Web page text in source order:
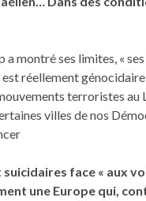
a montré ses limites, «
réellement
terroristes
villes de nos
suicidaires face « aux
une Europe qui,